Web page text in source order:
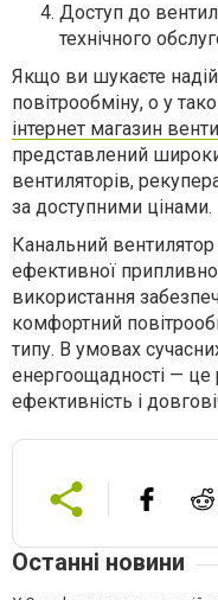
Доступ до
технічного
Якщо ви шукаєте
повітрообміну, о у
інтернет магазин
представлений
вентиляторів,
за доступними цінами.
Канальний
ефективної
використання
комфортний
типу. В умовах
енергоощадності — це
ефективність і
Останні новини